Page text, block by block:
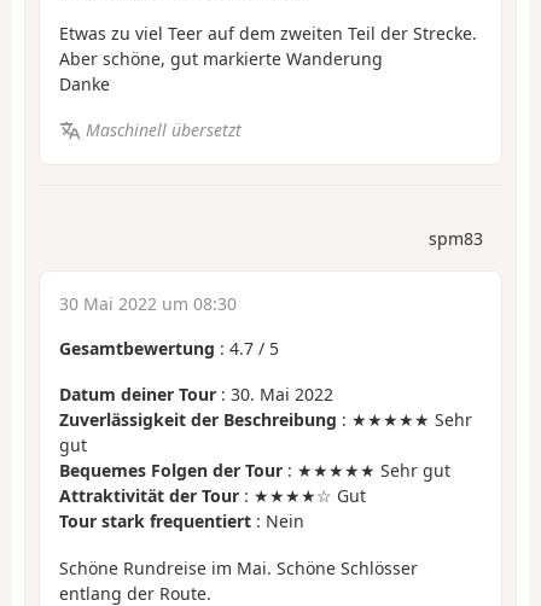
Etwas zu viel Teer auf dem zweiten Teil der Strecke.
Aber schöne, gut markierte Wanderung
Danke
Maschinell übersetzt
spm83
30 Mai 2022 um 08:30
Gesamtbewertung : 4.7 / 5
Datum deiner Tour : 30. Mai 2022
Zuverlässigkeit der Beschreibung : ★★★★★ Sehr
gut
Bequemes Folgen der Tour : ★★★★★ Sehr gut
Attraktivität der Tour : ★★★★☆ Gut
Tour stark frequentiert : Nein
Schöne Rundreise im Mai. Schöne Schlösser
entlang der Route.